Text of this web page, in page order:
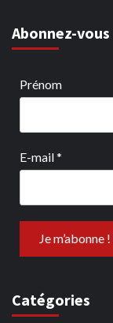
Abonnez-
Prénom
E-mail*
Catégories